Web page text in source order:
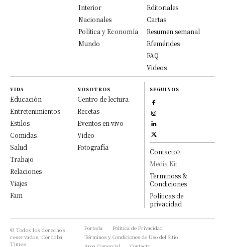
Interior
Nacionales
Política y Economía
Mundo
Editoriales
Cartas
Resumen semanal
Efemérides
FAQ
Videos
VIDA
Educación
Entretenimientos
Estilos
Comidas
Salud
Trabajo
Relaciones
Viajes
Fam
NOSOTROS
Centro de lectura
Recetas
Eventos en vivo
Video
Fotografía
SEGUINOS
Contacto>
Media Kit
Terminoss &
Condiciones
Políticas de
privacidad
© Todos los derechos
reservados, Córdoba
Times
Portada
Política de Privacidad
Términos y Condiciones de Uso del Sitio